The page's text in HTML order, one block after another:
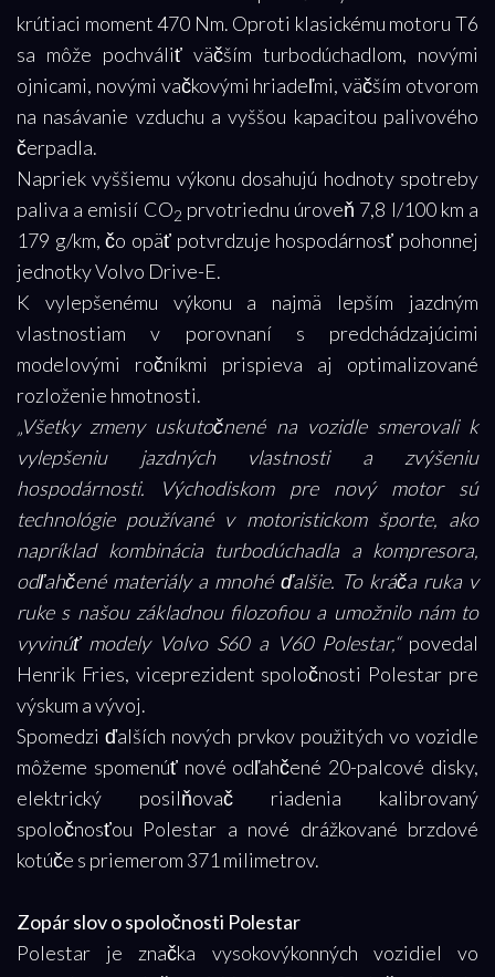
krútiaci moment 470 Nm. Oproti klasickému motoru T6
sa môže pochváliť väčším turbodúchadlom, novými
ojnicami, novými vačkovými hriadeľmi, väčším otvorom
na nasávanie vzduchu a vyššou kapacitou palivového
čerpadla.
Napriek vyššiemu výkonu dosahujú hodnoty spotreby
paliva a emisií CO2 prvotriednu úroveň 7,8 l/100 km a
179 g/km, čo opäť potvrdzuje hospodárnosť pohonnej
jednotky Volvo Drive-E.
K vylepšenému výkonu a najmä lepším jazdným
vlastnostiam v porovnaní s predchádzajúcimi
modelovými ročníkmi prispieva aj optimalizované
rozloženie hmotnosti.
„Všetky zmeny uskutočnené na vozidle smerovali k
vylepšeniu jazdných vlastnosti a zvýšeniu
hospodárnosti. Východiskom pre nový motor sú
technológie používané v motoristickom športe, ako
napríklad kombinácia turbodúchadla a kompresora,
odľahčené materiály a mnohé ďalšie. To kráča ruka v
ruke s našou základnou filozofiou a umožnilo nám to
vyvinúť modely Volvo S60 a V60 Polestar,“povedal
Henrik Fries, viceprezident spoločnosti Polestar pre
výskum a vývoj.
Spomedzi ďalších nových prvkov použitých vo vozidle
môžeme spomenúť nové odľahčené 20-palcové disky,
elektrický posilňovač riadenia kalibrovaný
spoločnosťou Polestar a nové drážkované brzdové
kotúče s priemerom 371 milimetrov.
Zopár slov o spoločnosti Polestar
Polestar je značka vysokovýkonných vozidiel vo